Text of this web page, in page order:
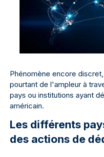
Phénomène encore
pourtant de l'ampleur à
pays ou institutions ayant
américain.
Les différents
des actions de